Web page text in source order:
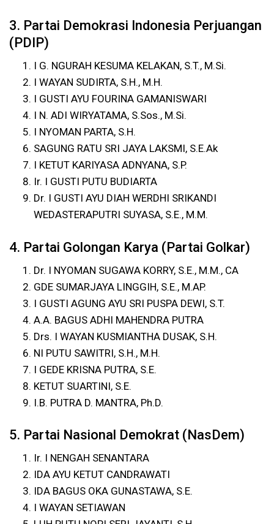
3. Partai Demokrasi Indonesia Perjuangan
(PDIP)
I G. NGURAH KESUMA KELAKAN, S.T., M.Si.
I WAYAN SUDIRTA, S.H., M.H.
I GUSTI AYU FOURINA GAMANISWARI
I N. ADI WIRYATAMA, S.Sos., M.Si.
I NYOMAN PARTA, S.H.
SAGUNG RATU SRI JAYA LAKSMI, S.E.Ak
I KETUT KARIYASA ADNYANA, S.P.
Ir. I GUSTI PUTU BUDIARTA
Dr. I GUSTI AYU DIAH WERDHI SRIKANDI
WEDASTERAPUTRI SUYASA, S.E., M.M.
4. Partai Golongan Karya (Partai Golkar)
Dr. I NYOMAN SUGAWA KORRY, S.E., M.M., CA
GDE SUMARJAYA LINGGIH, S.E., M.AP.
I GUSTI AGUNG AYU SRI PUSPA DEWI, S.T.
A.A. BAGUS ADHI MAHENDRA PUTRA
Drs. I WAYAN KUSMIANTHA DUSAK, S.H.
NI PUTU SAWITRI, S.H., M.H.
I GEDE KRISNA PUTRA, S.E.
KETUT SUARTINI, S.E.
I.B. PUTRA D. MANTRA, Ph.D.
5. Partai Nasional Demokrat (NasDem)
Ir. I NENGAH SENANTARA
IDA AYU KETUT CANDRAWATI
IDA BAGUS OKA GUNASTAWA, S.E.
I WAYAN SETIAWAN